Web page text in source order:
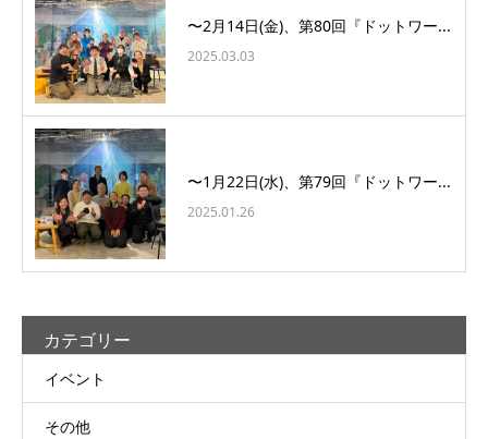
〜2月14日(金)、第80回『ドットワー...
2025.03.03
〜1月22日(水)、第79回『ドットワー...
2025.01.26
カテゴリー
イベント
その他